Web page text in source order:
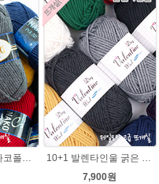
10+1개 서비스 나코폴라 털실/폴라뜨개실 목도리뜨개질 수입뜨개실
10+1 발렌타인울 굵은 뜨개실/뜨개질실/손뜨개실/목도리털실/제일모직뜨개실
7,900원